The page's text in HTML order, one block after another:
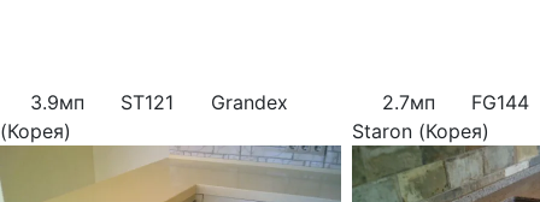
3.9мп ST121
Grandex
(Корея)
2.7мп
FG144
Staron (Корея)